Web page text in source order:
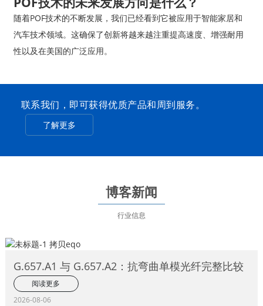
随着POF技术的不断发展，我们已经看到它被应用于智能家居和
汽车技术领域。这确保了创新将越来越注重提高速度、增强耐用
性以及在美国的广泛应用。
联系我们，即可获得优质产品和周到服务。
了解更多
博客新闻
行业信息
G.657.A1 与 G.657.A2：抗弯曲单模光纤完整比较
阅读更多
2026-08-06